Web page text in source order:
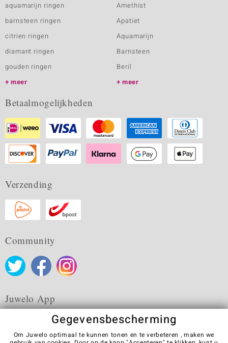
aquamarijn ringen
barnsteen ringen
citrien ringen
diamant ringen
gouden ringen
meer
Amethist
Apatiet
Aquamarijn
Barnsteen
Beril
meer
Betaalmogelijkheden
Verzending
Community
Juwelo App
Gegevensbescherming
Om Juwelo optimaal te kunnen tonen en te verbeteren , maken we